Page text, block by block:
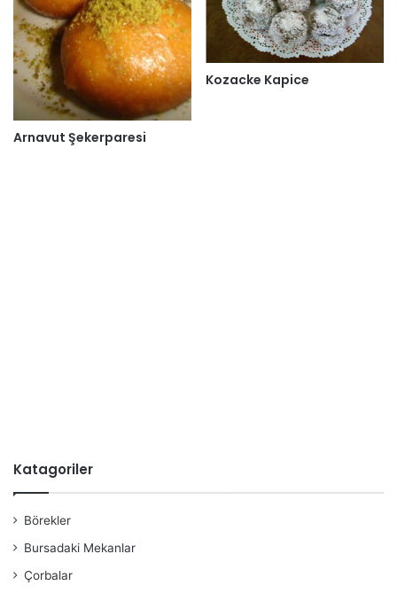
Arnavut Şekerparesi
Kozacke Kapice
Katagoriler
Börekler
Bursadaki Mekanlar
Çorbalar